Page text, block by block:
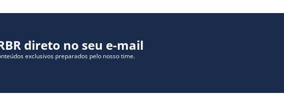
direto no seu e-mail
exclusivos preparados pelo nosso time.